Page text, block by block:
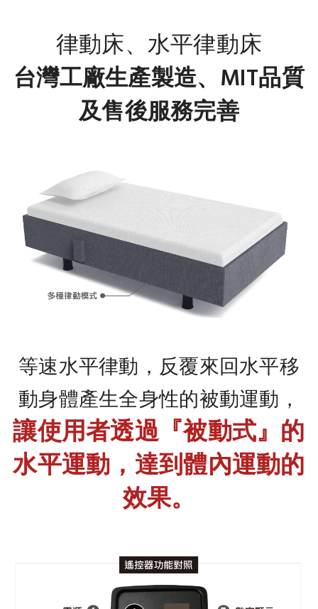
律動床、水平律動床
台灣工廠生產製造、MIT品質
及售後服務完善
等速水平律動，反覆來回水平移
動身體產生全身性的被動運動，
讓使用者透過『被動式』的
水平運動，達到體內運動的
效果。